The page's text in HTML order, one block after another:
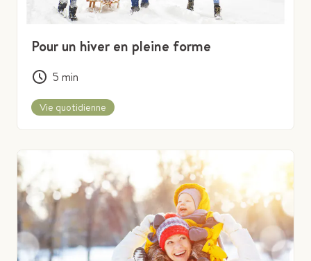
Pour un hiver en pleine forme
5 min
Vie quotidienne